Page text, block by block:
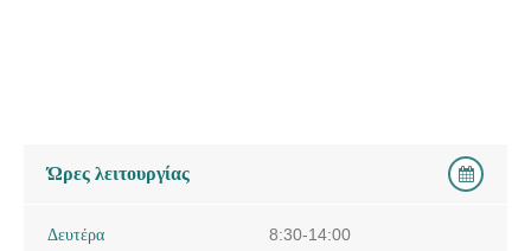
Ώρες λειτουργίας
Δευτέρα
8:30-14:00